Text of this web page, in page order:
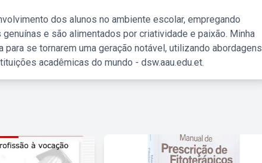
dos alunos no ambiente escolar, empregando
e são alimentados por criatividade e paixão. Minha
se tornarem uma geração notável, utilizando abordagens
acadêmicas do mundo - dsw.aau.edu.et.